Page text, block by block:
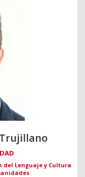
del Lenguaje y Cultura